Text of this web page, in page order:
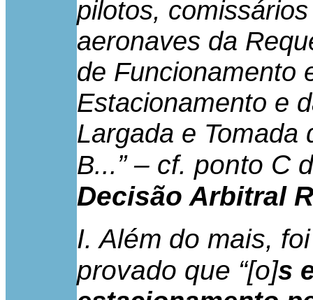
pilotos,
aeronaves da
de Funcionamento
Estacionamento e
Largada e Tomada
B...” – cf. ponto C
Decisão Arbitral
I. Além do mais,
provado que “[o]s